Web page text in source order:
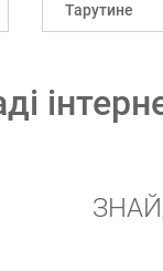
Тарутине